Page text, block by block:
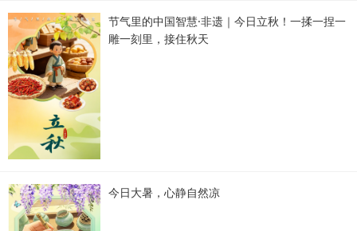
节气里的中国智慧·非遗｜今日立秋！一揉一捏一
雕一刻里，接住秋天
今日大暑，心静自然凉